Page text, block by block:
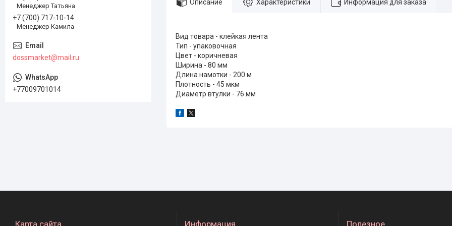
Описание Характеристики Информация для заказа
Вид товара - клейкая лента
Тип - упаковочная
Цвет - коричневая
Ширина - 80 мм
Длина намотки - 200 м
Плотность - 45 мкм
Диаметр втулки - 76 мм
Менеджер Татьяна
+7 (700) 717-10-14
Менеджер Камила
dossmarket@mail.ru
+77009701014
Карта сайта Информация Полезное